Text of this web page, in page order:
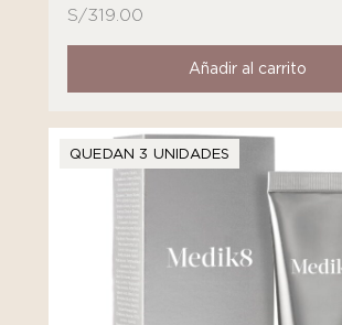
S/319.00
Añadir al carrito
QUEDAN 3 UNIDADES